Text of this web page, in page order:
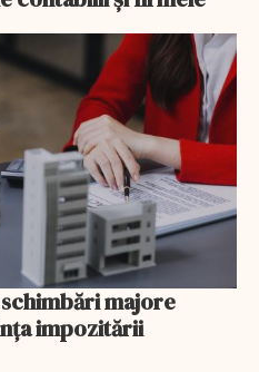
majore
impozitării